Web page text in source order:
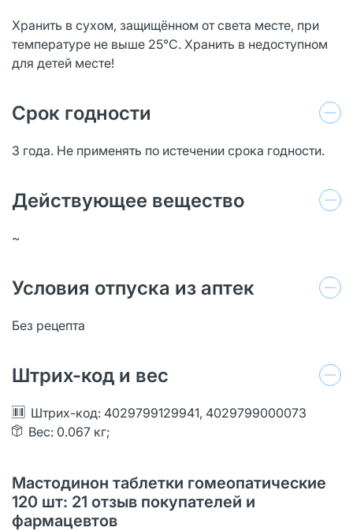
Хранить в сухом, защищённом от света месте, при
температуре не выше 25°С. Хранить в недоступном
для детей месте!
Срок годности
3 года. Не применять по истечении срока годности.
Действующее вещество
~
Условия отпуска из аптек
Без рецепта
Штрих-код и вес
Штрих-код: 4029799129941, 4029799000073
Вес: 0.067 кг;
Мастодинон таблетки гомеопатические
120 шт: 21 oтзыв покупателей и
фармацевтов